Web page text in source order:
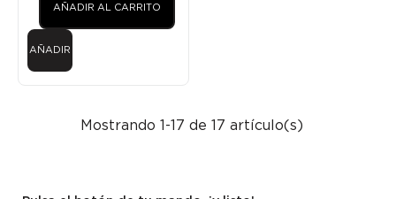
AÑADIR AL CARRITO
AÑADIR
Mostrando 1-17 de 17 artículo(s)